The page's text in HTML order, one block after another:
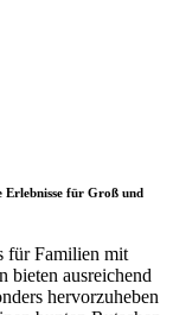
Erlebnisse für Groß und
für Familien mit
bieten ausreichend
hervorzuheben